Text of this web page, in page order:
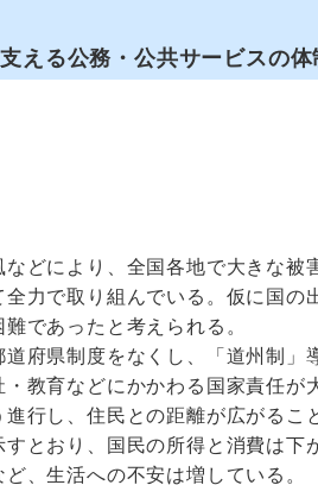
える公務・公共サービスの
により、全国各地で大きな被
力で取り組んでいる。仮に国
であったと考えられる。
府県制度をなくし、「道州制
教育などにかかわる国家責任
行し、住民との距離が広がるこ
とおり、国民の所得と消費は
、生活への不安は増している